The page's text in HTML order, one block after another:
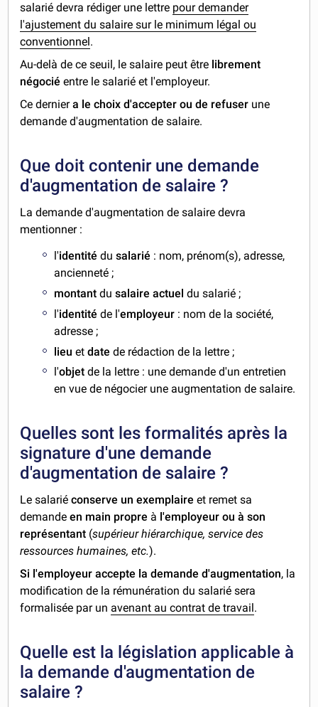
salarié devra rédiger une lettre pour demander
l'ajustement du salaire sur le minimum légal ou
conventionnel .
Au-delà de ce seuil, le salaire peut être librement
négocié entre le salarié et l'employeur.
Ce derniera le choix d'accepter ou de refuser une
demande d'augmentation de salaire.
Que doit contenir une demande
d'augmentation de salaire ?
La demande d'augmentation de salaire devra
mentionner :
l'identité du salarié : nom, prénom(s), adresse,
ancienneté ;
montant du salaire actuel du salarié ;
l'identité de l'employeur : nom de la société,
adresse ;
lieuetdatede rédaction de la lettre ;
l'objetde la lettre : une demande d'un entretien
en vue de négocier une augmentation de salaire.
Quelles sont les formalités après la
signature d'une demande
d'augmentation de salaire ?
Le salarié conserve un exemplaire et remet sa
demande en main propre à l'employeur ou à son
représentant (supérieur hiérarchique, service des
ressources humaines, etc.).
Si l'employeur accepte la demande d'augmentation, la
modification de la rémunération du salarié sera
formalisée par un avenant au contrat de travail .
Quelle est la législation applicable à
la demande d'augmentation de
salaire ?